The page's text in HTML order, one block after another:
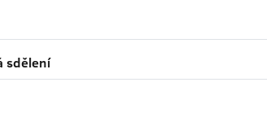
sdělení